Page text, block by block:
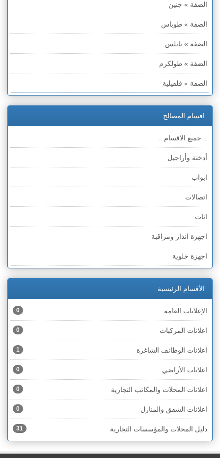
الضفة » جنين
الضفة » طوباس
الضفة » نابلس
الضفة » طولكرم
الضفة » قلقيلية
الضفة » رام الله والبيره
الضفة » أريحا
الضفة » الخليل
الضفة » بيت لحم
قطاع غزة
الخط الأخضر » حيفا
الخط الأخضر » رهط
الخط الأخضر » أم الفحم
الخط الأخضر » الناصرة
الخط الأخضر » عكا ونهاريا
الخط الأخضر » الجليل
الخط الأخضر » مرج ابن عامر
الخط الأخضر » البطوف
الخط الأخضر » الجولان
الخط الأخضر » الشارون
الخط الأخضر » القدس
اقسام المصالح
.. جميع الاقسام ..
أدخنة وأراجيل
ابواب
اتصالات
اثاث
اجهزة انذار ومراقبة
اجهزة خلوية
اجهزة كهربائية
اجهزة مكتبية
احذية
اختام
اخشاب
ادوات رياضية
ادوات صحية
ادوات كهربائية
ادوات منزلية
الأقسام الرئيسية
الإعلانات العامة 0
اعلانات المركبات 0
اعلانات الوظائف الشاغرة 1
اعلانات الأراضي 0
اعلانات المحلات والمكاتب التجارية 0
اعلانات الشقق والمنازل 0
دليل المحلات والمؤسسات التجارية 31